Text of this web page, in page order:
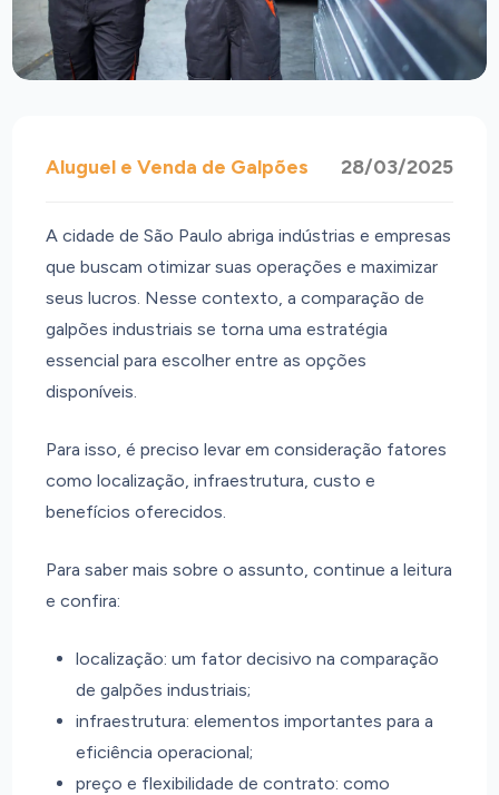
Aluguel e Venda de Galpões 28/03/2025
A cidade de São Paulo abriga indústrias e empresas
que buscam otimizar suas operações e maximizar
seus lucros. Nesse contexto, a comparação de
galpões industriais se torna uma estratégia
essencial para escolher entre as opções
disponíveis.
Para isso, é preciso levar em consideração fatores
como localização, infraestrutura, custo e
benefícios oferecidos.
Para saber mais sobre o assunto, continue a leitura
e confira:
localização: um fator decisivo na comparação
de galpões industriais;
infraestrutura: elementos importantes para a
eficiência operacional;
preço e flexibilidade de contrato: como